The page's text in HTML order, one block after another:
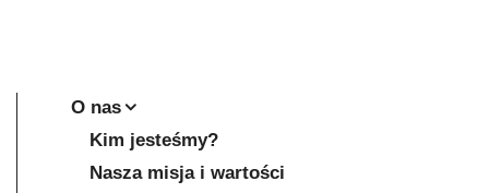
O nas
Kim jesteśmy?
Nasza misja i wartości